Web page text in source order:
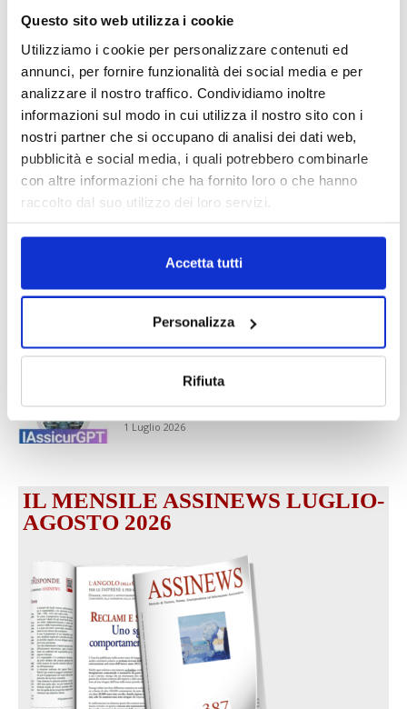
Questo sito web utilizza i cookie
Utilizziamo i cookie per personalizzare contenuti ed
annunci, per fornire funzionalità dei social media e per
analizzare il nostro traffico. Condividiamo inoltre
informazioni sul modo in cui utilizza il nostro sito con i
nostri partner che si occupano di analisi dei dati web,
pubblicità e social media, i quali potrebbero combinarle
con altre informazioni che ha fornito loro o che hanno
raccolto dal suo utilizzo dei loro servizi.
Accetta tutti
Personalizza
Rifiuta
Notizie sponsorizzate
Prima Assicurazioni: grande
partecipazione alla Convention degli
intermediari partner 2026
1 Luglio 2026
MAGNIFICA HUMANITAS (l’impatto
dell’IA sul futuro e oltre)
1 Luglio 2026
IL MENSILE ASSINEWS LUGLIO-
AGOSTO 2026